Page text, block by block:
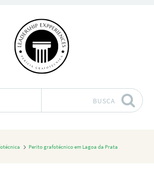
BUSCA
Perito grafotécnico em Lagoa da Prata